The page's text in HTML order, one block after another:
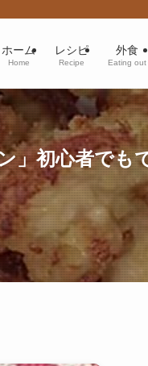
ホーム
Home
レシピ
Recipe
外食
Eating out
」初心者でも